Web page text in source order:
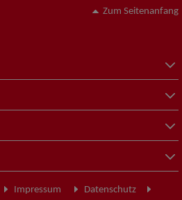
Zum Seitenanfang
Impressum
Datenschutz